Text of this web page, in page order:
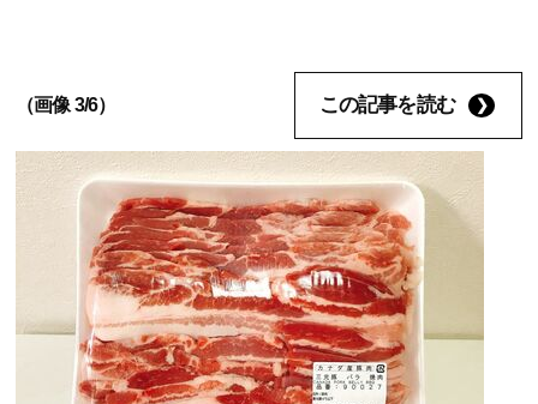
（画像 3/6） この記事を読む